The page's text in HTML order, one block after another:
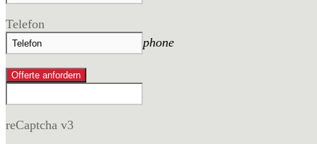
Telefon
phone
Offerte anfordern
reCaptcha v3